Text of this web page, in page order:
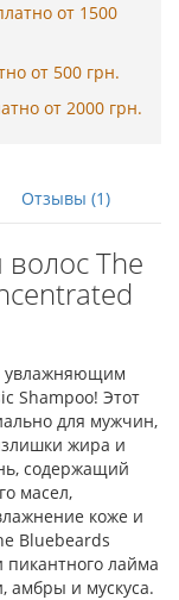
от 1500
от 500 грн.
от 2000 грн.
Отзывы (1)
The
увлажняющим
Shampoo! Этот
для мужчин,
жира и
содержащий
масел,
коже и
Bluebeards
пикантного лайма
амбры и мускуса.